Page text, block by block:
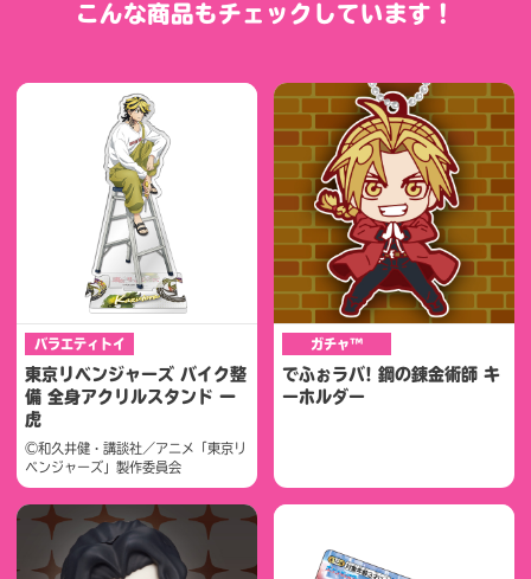
こんな商品もチェックしています！
バラエティトイ
東京リベンジャーズ バイク整
備 全身アクリルスタンド 一
虎
©和久井健・講談社／アニメ「東京リ
ベンジャーズ」製作委員会
ガチャ™
でふぉラバ! 鋼の錬金術師 キ
ーホルダー